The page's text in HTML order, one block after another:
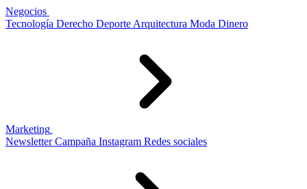
Negocios
Tecnología Derecho Deporte Arquitectura Moda Dinero
Marketing
Newsletter Campaña Instagram Redes sociales